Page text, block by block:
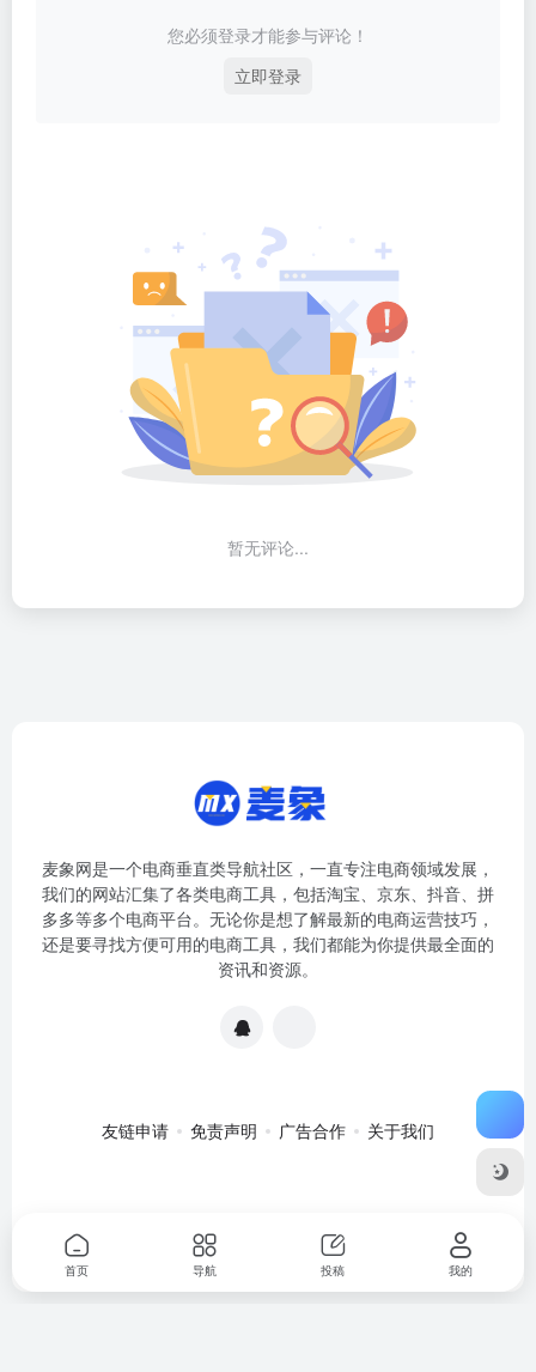
您必须登录才能参与评论！
立即登录
暂无评论...
麦象网是一个电商垂直类导航社区，一直专注电商领域发展，
我们的网站汇集了各类电商工具，包括淘宝、京东、抖音、拼
多多等多个电商平台。无论你是想了解最新的电商运营技巧，
还是要寻找方便可用的电商工具，我们都能为你提供最全面的
资讯和资源。
友链申请 免责声明 广告合作 关于我们
2020057301号-1
首页 导航 投稿 我的